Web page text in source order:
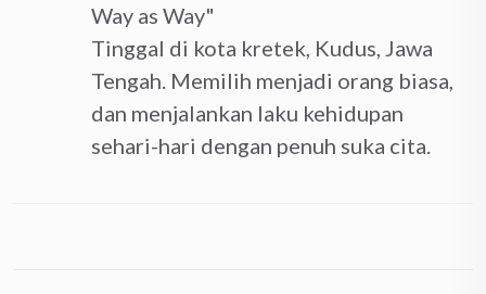
Way as Way"
Tinggal di kota kretek, Kudus, Jawa
Tengah. Memilih menjadi orang biasa,
dan menjalankan laku kehidupan
sehari-hari dengan penuh suka cita.